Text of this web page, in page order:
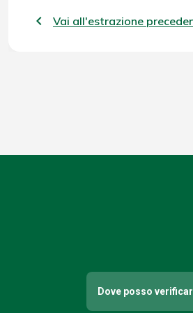
Vai all'estrazione
Dove posso